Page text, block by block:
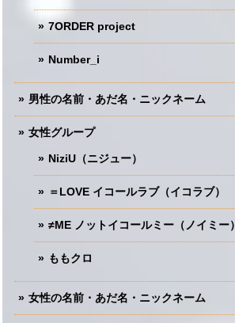
7ORDER project
Number_i
男性の名前・あだ名・ニックネーム
女性グループ
NiziU（ニジュー）
＝LOVE イコールラブ（イコラブ）
≠ME ノットイコールミー（ノイミー）
ももクロ
女性の名前・あだ名・ニックネーム